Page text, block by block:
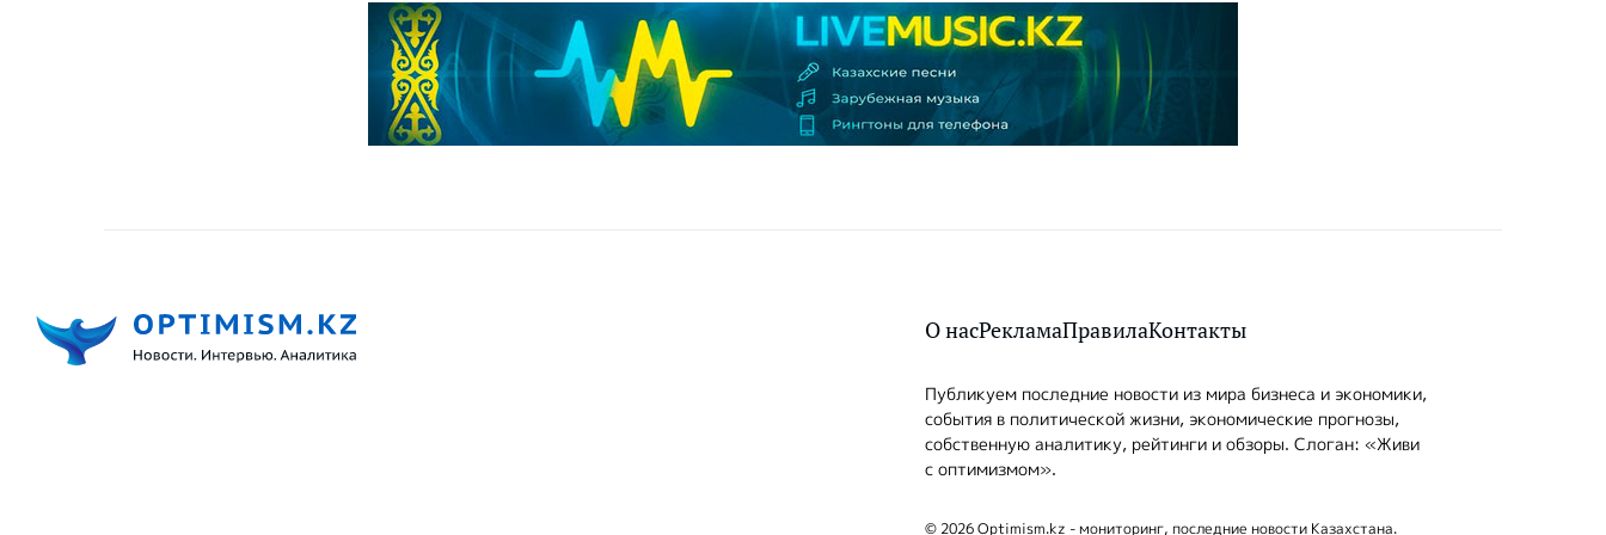
О насРекламаПравилаКонтакты
Публикуем последние новости из мира бизнеса и экономики,
события в политической жизни, экономические прогнозы,
собственную аналитику, рейтинги и обзоры. Слоган: «Живи
с оптимизмом».
© 2026 Optimism.kz - мониторинг, последние новости Казахстана.